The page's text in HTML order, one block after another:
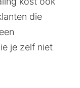
die
je zelf niet